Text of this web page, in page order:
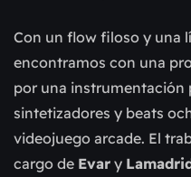
Con un flow filoso y una
encontramos con una
por una instrumentación
sintetizadores y beats
videojuego arcade. El
cargo de Evar y